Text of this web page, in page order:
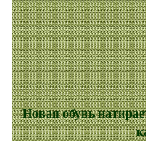
Новая обувь